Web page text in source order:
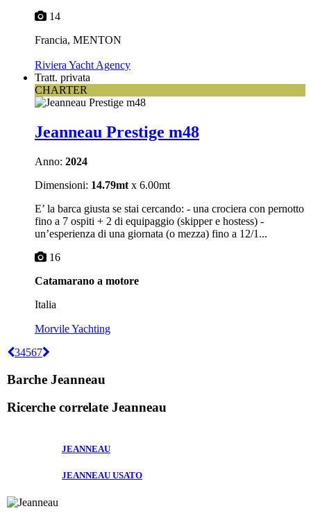
14
Francia, MENTON
Riviera Yacht Agency
Tratt. privata
CHARTER
Jeanneau Prestige m48
Anno: 2024
Dimensioni: 14.79mt x 6.00mt
E’ la barca giusta se stai cercando: - una crociera con pernotto
fino a 7 ospiti + 2 di equipaggio (skipper e hostess) -
un’esperienza di una giornata (o mezza) fino a 12/1...
16
Catamarano a motore
Italia
Morvile Yachting
34567
Barche Jeanneau
Ricerche correlate Jeanneau
JEANNEAU
JEANNEAU USATO